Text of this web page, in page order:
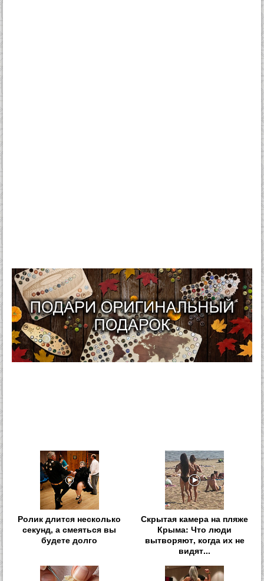
Ролик длится несколько
секунд, а смеяться вы
будете долго
Скрытая камера на пляже
Крыма: Что люди
вытворяют, когда их не
видят...